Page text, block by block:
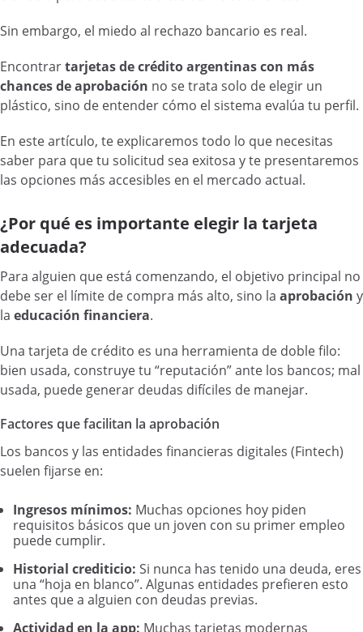
Sin embargo, el miedo al rechazo bancario es real.
Encontrartarjetas de crédito argentinas con más
chances de aprobación no se trata solo de elegir un
plástico, sino de entender cómo el sistema evalúa tu perfil.
En este artículo, te explicaremos todo lo que necesitas
saber para que tu solicitud sea exitosa y te presentaremos
las opciones más accesibles en el mercado actual.
¿Por qué es importante elegir la tarjeta
adecuada?
Para alguien que está comenzando, el objetivo principal no
debe ser el límite de compra más alto, sino la aprobación y
la educación financiera.
Una tarjeta de crédito es una herramienta de doble filo:
bien usada, construye tu “reputación” ante los bancos; mal
usada, puede generar deudas difíciles de manejar.
Factores que facilitan la aprobación
Los bancos y las entidades financieras digitales (Fintech)
suelen fijarse en:
Ingresos mínimos: Muchas opciones hoy piden
requisitos básicos que un joven con su primer empleo
puede cumplir.
Historial crediticio: Si nunca has tenido una deuda, eres
una “hoja en blanco”. Algunas entidades prefieren esto
antes que a alguien con deudas previas.
Actividad en la app: Muchas tarjetas modernas